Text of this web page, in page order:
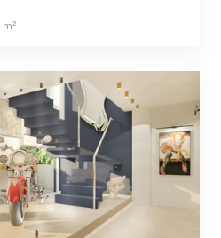
m²